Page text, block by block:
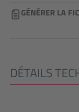
GÉNÉRER LA
DÉTAILS